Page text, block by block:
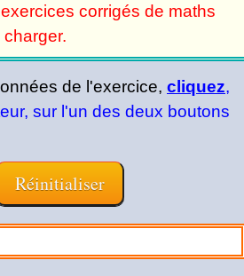
corrigés de maths
de l'exercice, cliquez,
sur l'un des deux boutons